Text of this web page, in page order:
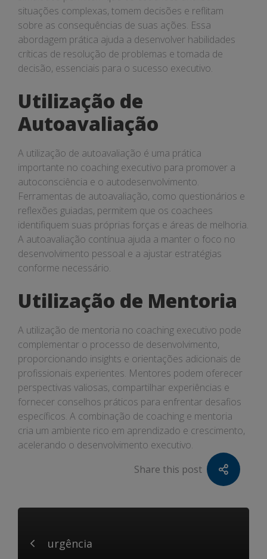
situações complexas, tomem decisões e reflitam
sobre as consequências de suas ações. Essa
abordagem prática ajuda a desenvolver habilidades
críticas de resolução de problemas e tomada de
decisão, essenciais para o sucesso executivo.
Utilização de
Autoavaliação
A utilização de autoavaliação é uma prática
importante no coaching executivo para promover a
autoconsciência e o autodesenvolvimento.
Ferramentas de autoavaliação, como questionários e
reflexões guiadas, permitem que os coachees
identifiquem suas próprias forças e áreas de melhoria.
A autoavaliação contínua ajuda a manter o foco no
desenvolvimento pessoal e a ajustar estratégias
conforme necessário.
Utilização de Mentoria
A utilização de mentoria no coaching executivo pode
complementar o processo de desenvolvimento,
proporcionando insights e orientações adicionais de
profissionais experientes. Mentores podem oferecer
perspectivas valiosas, compartilhar experiências e
fornecer conselhos práticos para enfrentar desafios
específicos. A combinação de coaching e mentoria
cria um ambiente rico em aprendizado e crescimento,
acelerando o desenvolvimento executivo.
Share this post
urgência